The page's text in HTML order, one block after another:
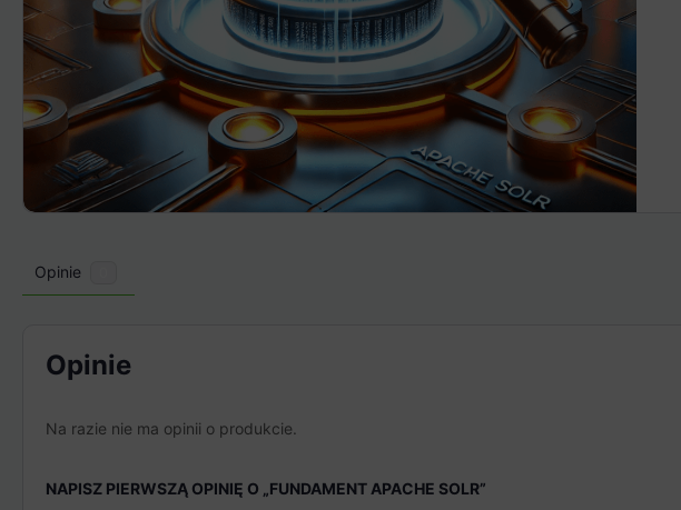
Opinie
Opinie
Na razie nie ma opinii o produkcie.
NAPISZ PIERWSZĄ OPINIĘ O „FUNDAMENT APACHE SOLR”